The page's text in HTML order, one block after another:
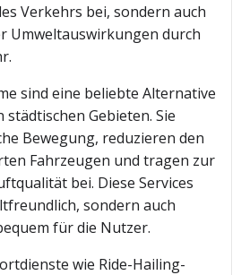
Verkehrs bei, sondern auch
Umweltauswirkungen durch
sind eine beliebte Alternative
Gebieten. Sie
Bewegung, reduzieren den
Fahrzeugen und tragen zur
bei. Diese Services
sondern auch
für die Nutzer.
wie Ride-Hailing-